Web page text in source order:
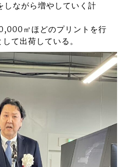
しながら増やしていく計
㎡ほどのプリントを行
て出荷している。